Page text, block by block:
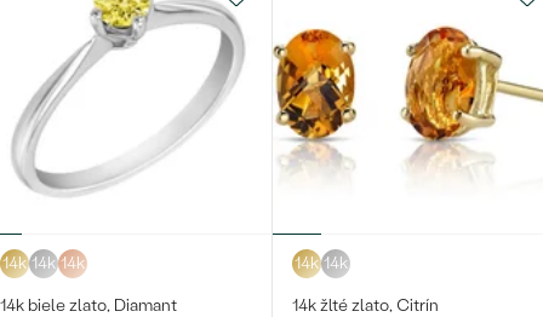
14k 14k 14k
14k biele zlato, Diamant
14k 14k
14k žlté zlato, Citrín